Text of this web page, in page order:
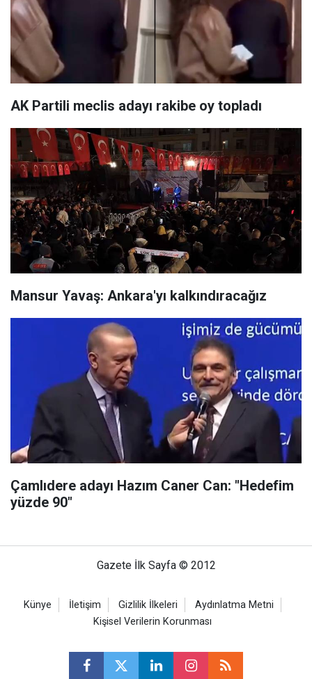
AK Partili meclis adayı rakibe oy topladı
Mansur Yavaş: Ankara'yı kalkındıracağız
Çamlıdere adayı Hazım Caner Can: "Hedefim
yüzde 90"
Gazete İlk Sayfa © 2012
Künye İletişim Gizlilik İlkeleri
Aydınlatma Metni
Kişisel Verilerin Korunması